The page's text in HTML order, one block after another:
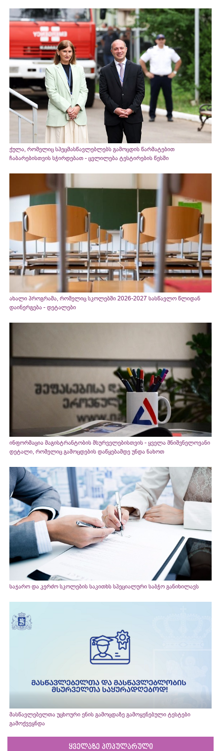
ქულა, რომელიც სპეცმასწავლებლებს გამოცდის წარმატებით
ჩაბარებისთვის სჭირდებათ - ცვლილება ტესტირების წესში
ახალი პროგრამა, რომელიც სკოლებში 2026-2027 სასწავლო წლიდან
დაინერგება - დეტალები
ინფორმაცია მაგისტრანტობის მსურველებისთვის - ყველა მნიშვნელოვანი
დეტალი, რომელიც გამოცდების დაწყებამდე უნდა ნახოთ
საჯარო და კერძო სკოლების საკითხს სპეციალური საბჭო განიხილავს
მასწავლებელთა უცხოური ენის გამოცდაზე გამოყენებული ტესტები
გამოქვეყნდა
ყველაზე პოპულარული